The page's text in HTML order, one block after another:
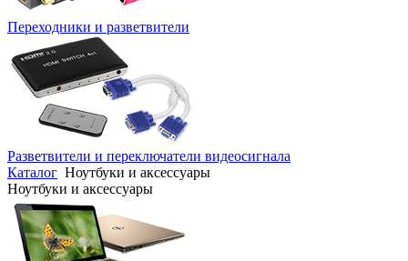
Переходники и разветвители
Разветвители и переключатели видеосигнала
Каталог Ноутбуки и аксессуары
Ноутбуки и аксессуары